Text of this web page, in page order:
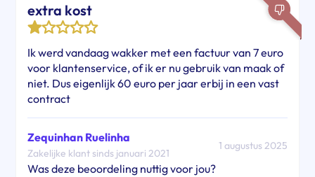
extra kost
Ik werd vandaag wakker met een factuur van 7 euro
voor klantenservice, of ik er nu gebruik van maak of
niet. Dus eigenlijk 60 euro per jaar erbij in een vast
contract
Zequinhan Ruelinha
Zakelijke klant sinds januari 2021
1 augustus 2025
Was deze beoordeling nuttig voor jou?